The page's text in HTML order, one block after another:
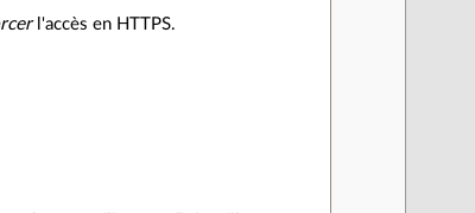
l'accès en HTTPS.